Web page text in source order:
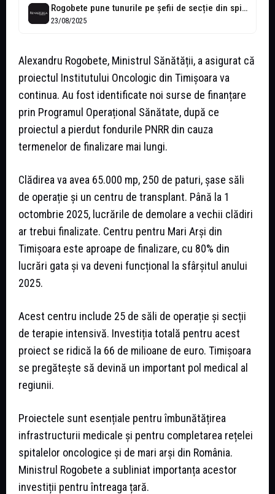
Rogobete pune tunurile pe șefii de secție din spitale: criterii clare și...
23/08/2025
Alexandru Rogobete, Ministrul Sănătății, a asigurat că
proiectul Institutului Oncologic din Timișoara va
continua. Au fost identificate noi surse de finanțare
prin Programul Operațional Sănătate, după ce
proiectul a pierdut fondurile PNRR din cauza
termenelor de finalizare mai lungi.
Clădirea va avea 65.000 mp, 250 de paturi, șase săli
de operație și un centru de transplant. Până la 1
octombrie 2025, lucrările de demolare a vechii clădiri
ar trebui finalizate. Centru pentru Mari Arși din
Timișoara este aproape de finalizare, cu 80% din
lucrări gata și va deveni funcțional la sfârșitul anului
2025.
Acest centru include 25 de săli de operație și secții
de terapie intensivă. Investiția totală pentru acest
proiect se ridică la 66 de milioane de euro. Timișoara
se pregătește să devină un important pol medical al
regiunii.
Proiectele sunt esențiale pentru îmbunătățirea
infrastructurii medicale și pentru completarea rețelei
spitalelor oncologice și de mari arși din România.
Ministrul Rogobete a subliniat importanța acestor
investiții pentru întreaga țară.